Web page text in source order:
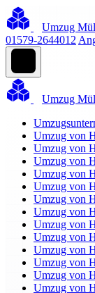
Umzug
01579-2644012
Umzug
Umzug von
Umzug von
Umzug von
Umzug von
Umzug von
Umzug von
Umzug von
Umzug von
Umzug von
Umzug von
Umzug von
Umzug von
Umzug von